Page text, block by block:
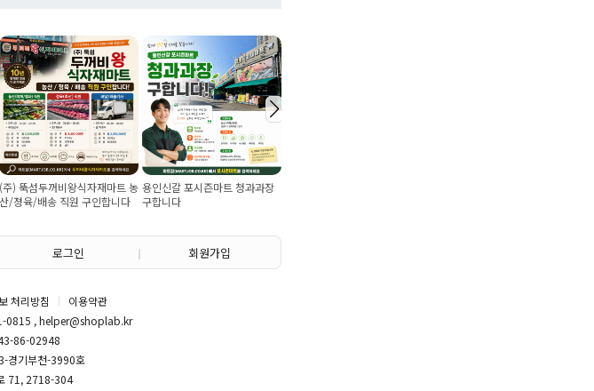
두꺼비왕식자재마트 농
/배송 직원 구인합니다
용인신갈 포시즌마트 청과과장
구합니다
회.초밥 실장님. 보조판매소분포
로그인 회원가입
처리방침
이용약관
0815 , helper@shoplab.kr
86-02948
경기부천-3990호
71, 2718-304